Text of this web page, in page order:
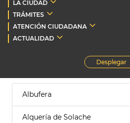
LA CIUDAD
TRÁMITES
ATENCIÓN CIUDADANA
ACTUALIDAD
Desplegar
Albufera
Alquería de Solache